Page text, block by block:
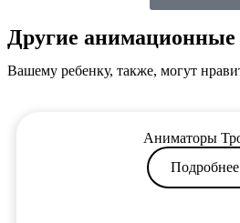
Другие
Вашему ребенку, также, могут
Аниматоры
Подробнее